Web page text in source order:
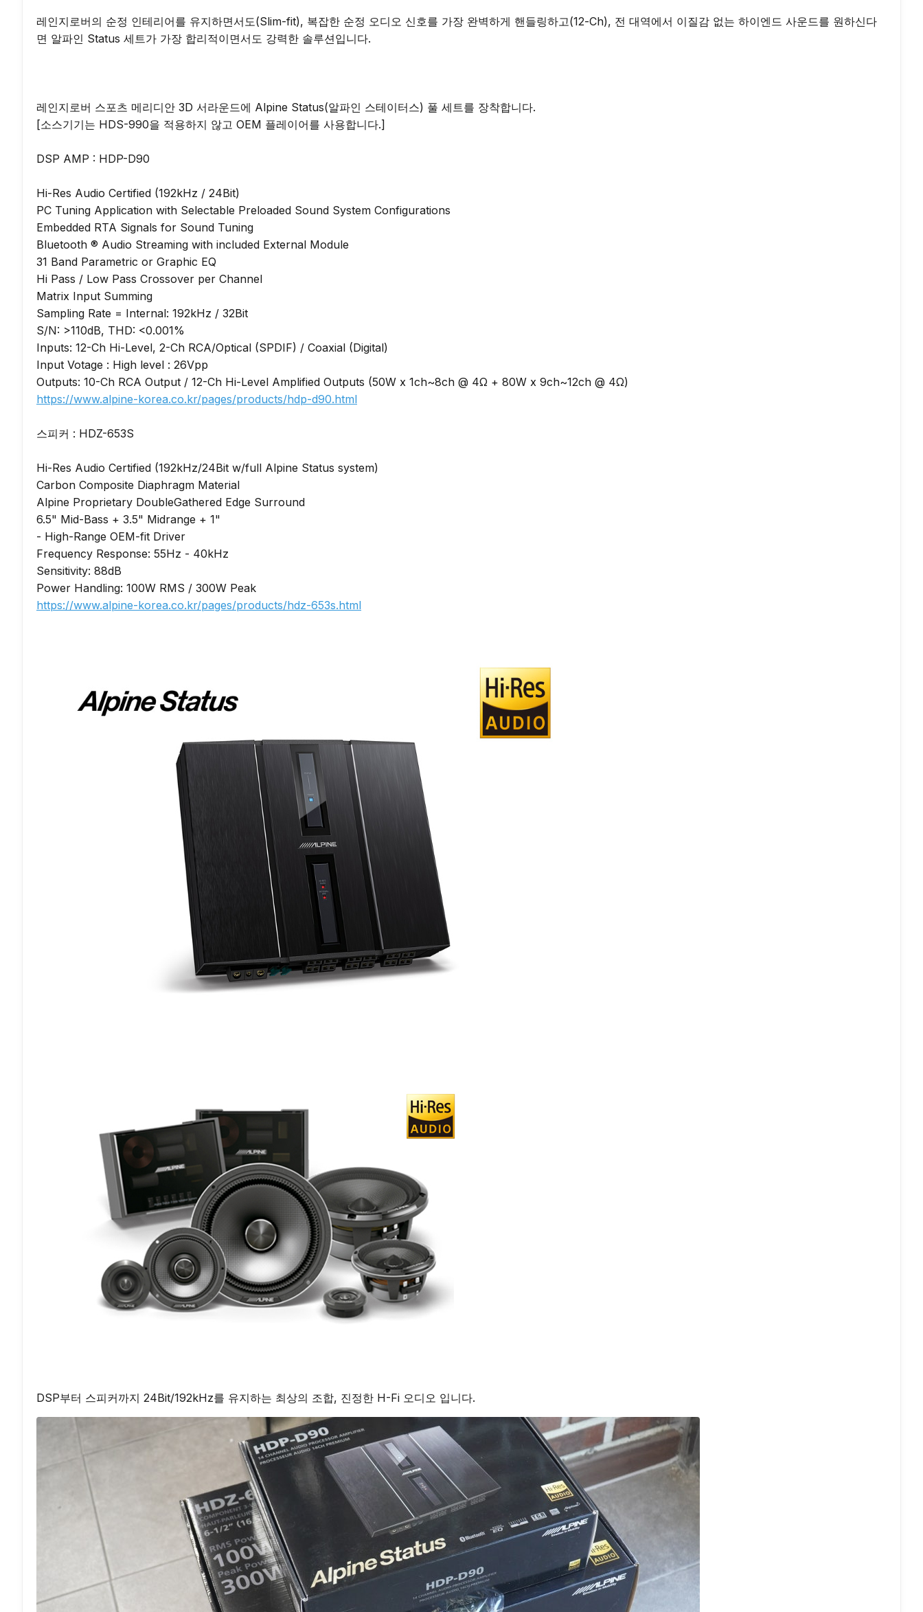
레인지로버의 순정 인테리어를 유지하면서도(Slim-fit), 복잡한 순정 오디오 신호를 가장 완벽하게 핸들링하고(12-Ch), 전 대역에서 이질감 없는 하이엔드 사운드를 원하신다
면 알파인 Status 세트가 가장 합리적이면서도 강력한 솔루션입니다.
레인지로버 스포츠 메리디안 3D 서라운드에 Alpine Status(알파인 스테이터스) 풀 세트를 장착합니다.
[소스기기는 HDS-990을 적용하지 않고 OEM 플레이어를 사용합니다.]
DSP AMP : HDP-D90
Hi-Res Audio Certified (192kHz / 24Bit)
PC Tuning Application with Selectable Preloaded Sound System Configurations
Embedded RTA Signals for Sound Tuning
Bluetooth ® Audio Streaming with included External Module
31 Band Parametric or Graphic EQ
Hi Pass / Low Pass Crossover per Channel
Matrix Input Summing
Sampling Rate = Internal: 192kHz / 32Bit
S/N: >110dB, THD: <0.001%
Inputs: 12-Ch Hi-Level, 2-Ch RCA/Optical (SPDIF) / Coaxial (Digital)
Input Votage : High level : 26Vpp
https://www.alpine-korea.co.kr/pages/products/hdp-d90.html
스피커 : HDZ-653S
Hi-Res Audio Certified (192kHz/24Bit w/full Alpine Status system)
Carbon Composite Diaphragm Material
Alpine Proprietary DoubleGathered Edge Surround
6.5" Mid-Bass + 3.5" Midrange + 1"
- High-Range OEM-fit Driver
Frequency Response: 55Hz - 40kHz
Sensitivity: 88dB
https://www.alpine-korea.co.kr/pages/products/hdz-653s.html
DSP부터 스피커까지 24Bit/192kHz를 유지하는 최상의 조합, 진정한 H-Fi 오디오 입니다.